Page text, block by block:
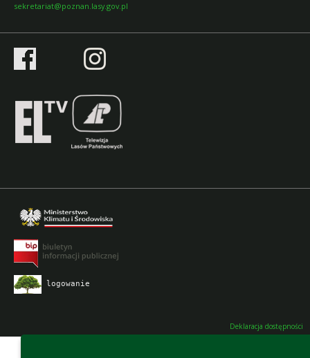
sekretariat@poznan.lasy.gov.pl
logowanie
Deklaracja dostępności